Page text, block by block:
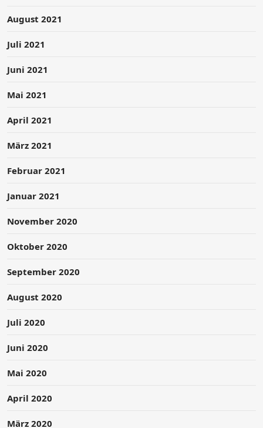
August 2021
Juli 2021
Juni 2021
Mai 2021
April 2021
März 2021
Februar 2021
Januar 2021
November 2020
Oktober 2020
September 2020
August 2020
Juli 2020
Juni 2020
Mai 2020
April 2020
März 2020